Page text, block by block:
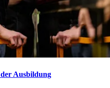
Ausbildung